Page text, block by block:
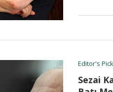
Editor's
Sezai